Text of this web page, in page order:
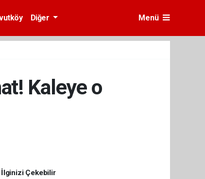
Diğer Menü
Kaleye o
İlginizi Çekebilir